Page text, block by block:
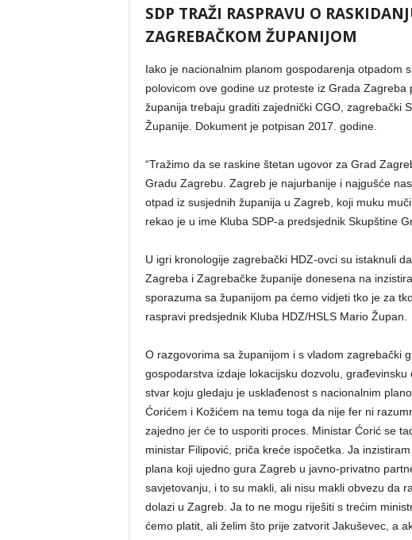
SDP TRAŽI RASPRAVU O
ZAGREBAČKOM ŽUPANIJOM
Iako je nacionalnim planom gospodarenja otpadom
polovicom ove godine uz proteste iz Grada
županija trebaju graditi zajednički CGO, zagrebački
Županije. Dokument je potpisan 2017. godine.
“Tražimo da se raskine štetan ugovor za Grad
Gradu Zagrebu. Zagreb je najurbanije i najgušće
otpad iz susjednih županija u Zagreb, koji muku
rekao je u ime Kluba SDP-a predsjednik Skupštine
U igri kronologije zagrebački HDZ-ovci su istaknuli
Zagreba i Zagrebačke županije donesena na
sporazuma sa županijom pa ćemo vidjeti tko je za
raspravi predsjednik Kluba HDZ/HSLS Mario Župan.
O razgovorima sa županijom i s vladom zagrebački
gospodarstva izdaje lokacijsku dozvolu,
stvar koju gledaju je usklađenost s nacionalnim
Ćorićem i Kožićem na temu toga da nije fer ni
zajedno jer će to usporiti proces. Ministar Ćorić se
ministar Filipović, priča kreće ispočetka. Ja
plana koji ujedno gura Zagreb u javno-privatno
savjetovanju, i to su makli, ali nisu makli obvezu da
dolazi u Zagreb. Ja to ne mogu riješiti s trećim
ćemo platit, ali želim što prije zatvorit Jakuševec, a